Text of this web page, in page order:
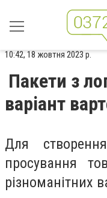
10:42, 18 жовтня 2023 р.
Пакети з
варіант
Для
просування
різноманітних